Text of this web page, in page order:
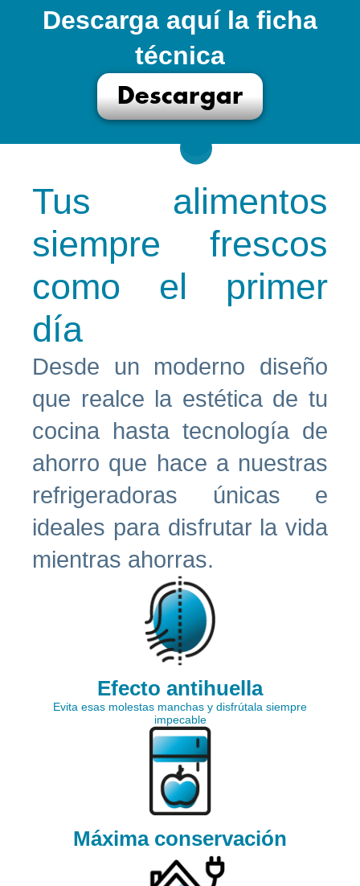
Descarga aquí la ficha
técnica
Descargar
Tus alimentos
siempre frescos
como el primer
día
Desde un moderno diseño
que realce la estética de tu
cocina hasta tecnología de
ahorro que hace a nuestras
refrigeradoras únicas e
ideales para disfrutar la vida
mientras ahorras.
Efecto antihuella
Evita esas molestas manchas y disfrútala siempre
impecable
Máxima conservación